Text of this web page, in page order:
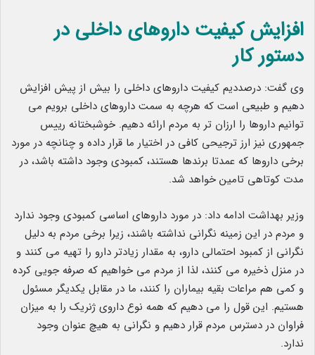
افزایش کیفیت داروهای داخلی در
دستور کار
وی گفت: درصددیم کیفیت داروهای داخلی را بیش از پیش افزایش
دهیم و طبیعی است که هرچه به سمت داروهای داخلی برویم می
توانیم داروها را ارزان تر به مردم ارائه دهیم. خوشبختانه رییس
جمهوری نیز ارز ترجیحی کافی در اختیار ما قرار داده و چنانچه در مورد
برخی داروها که عمدتا برندها هستند، کمبودی وجود داشته باشد، در
مدت کوتاهی تامین خواهد شد.
وزیر بهداشت ادامه داد: در مورد داروهای اساسی کمبودی وجود ندارد
و مردم در این زمینه نگرانی نداشته باشند، زیرا برخی مردم به دلیل
نگرانی از کمبود احتمالی دارو، به مقدار زیادتر دارو را تهیه می کنند و
در منزل ذخیره می کنند، لذا از مردم می خواهیم که صرفه جویی کرده
و کمی هم مراعات بقیه بیماران را کنند، ما در مقابل یکدیگر مسئول
هستیم. این قول را می دهیم که همه نوع داروی ژنریک را به میزان
فراوان در دسترس مردم قرار دهیم و نگرانی به هیچ عنوان وجود
ندارد.